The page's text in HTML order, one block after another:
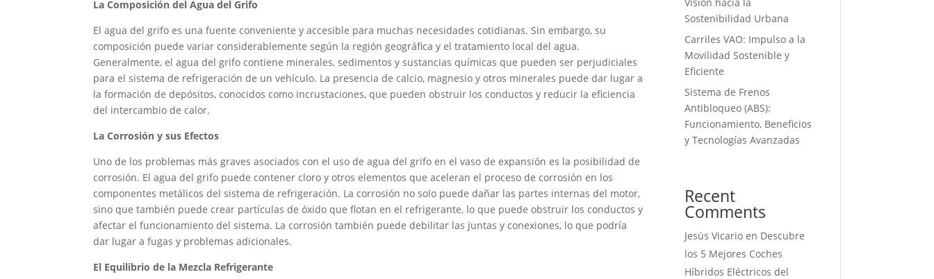
La Composición del Agua del Grifo
El agua del grifo es una fuente conveniente y accesible para muchas necesidades cotidianas. Sin embargo, su
composición puede variar considerablemente según la región geográfica y el tratamiento local del agua.
Generalmente, el agua del grifo contiene minerales, sedimentos y sustancias químicas que pueden ser perjudiciales
para el sistema de refrigeración de un vehículo. La presencia de calcio, magnesio y otros minerales puede dar lugar a
la formación de depósitos, conocidos como incrustaciones, que pueden obstruir los conductos y reducir la eficiencia
del intercambio de calor.
La Corrosión y sus Efectos
Uno de los problemas más graves asociados con el uso de agua del grifo en el vaso de expansión es la posibilidad de
corrosión. El agua del grifo puede contener cloro y otros elementos que aceleran el proceso de corrosión en los
componentes metálicos del sistema de refrigeración. La corrosión no solo puede dañar las partes internas del motor,
sino que también puede crear partículas de óxido que flotan en el refrigerante, lo que puede obstruir los conductos y
afectar el funcionamiento del sistema. La corrosión también puede debilitar las juntas y conexiones, lo que podría
dar lugar a fugas y problemas adicionales.
El Equilibrio de la Mezcla Refrigerante
Sostenibilidad Urbana
Carriles VAO: Impulso a la
Movilidad Sostenible y
Eficiente
Sistema de Frenos
Antibloqueo (ABS):
Funcionamiento, Beneficios
y Tecnologías Avanzadas
Recent
Comments
Jesús Vicario en Descubre
los 5 Mejores Coches
Híbridos Eléctricos del